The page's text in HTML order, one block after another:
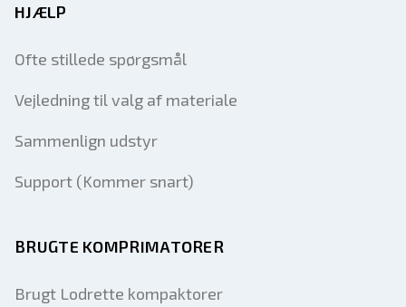
HJÆLP
Ofte stillede spørgsmål
Vejledning til valg af materiale
Sammenlign udstyr
Support (Kommer snart)
BRUGTE KOMPRIMATORER
Brugt Lodrette kompaktorer